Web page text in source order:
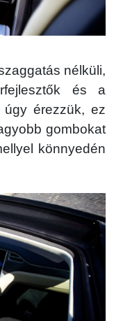
nélküli,
és a
úgy érezzük, ez
gombokat
könnyedén